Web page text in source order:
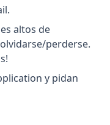
altos de
perderse.
y pidan